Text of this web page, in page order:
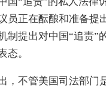
员正在酝酿和准备提
制提出对中国“追责”
态。
不管美国司法部门是